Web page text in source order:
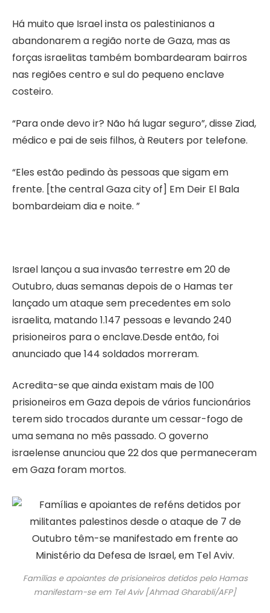
Há muito que Israel insta os palestinianos a
abandonarem a região norte de Gaza, mas as
forças israelitas também bombardearam bairros
nas regiões centro e sul do pequeno enclave
costeiro.
“Para onde devo ir? Não há lugar seguro”, disse Ziad,
médico e pai de seis filhos, à Reuters por telefone.
“Eles estão pedindo às pessoas que sigam em
frente. [the central Gaza city of] Em Deir El Bala
bombardeiam dia e noite. ”
Israel lançou a sua invasão terrestre em 20 de
Outubro, duas semanas depois de o Hamas ter
lançado um ataque sem precedentes em solo
israelita, matando 1.147 pessoas e levando 240
prisioneiros para o enclave.Desde então, foi
anunciado que 144 soldados morreram.
Acredita-se que ainda existam mais de 100
prisioneiros em Gaza depois de vários funcionários
terem sido trocados durante um cessar-fogo de
uma semana no mês passado. O governo
israelense anunciou que 22 dos que permaneceram
em Gaza foram mortos.
Famílias e apoiantes de prisioneiros detidos pelo Hamas
manifestam-se em Tel Aviv [Ahmad Gharabli/AFP]